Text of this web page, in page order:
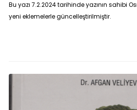
Bu yazı 7.2.2024 tarihinde yazının sahibi
yeni eklemelerle güncelleştirilmiştir.